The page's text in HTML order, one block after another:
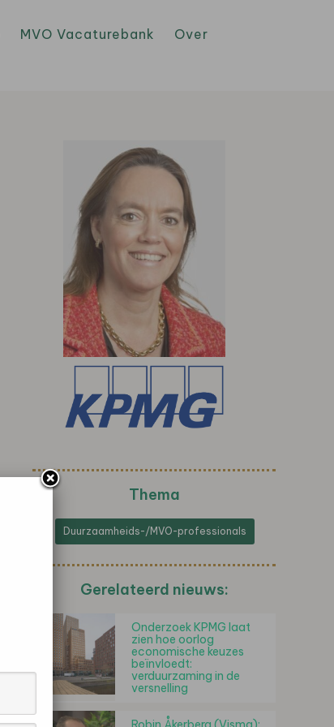
MVO Vacaturebank
Over
Thema
Duurzaamheids-/MVO-professionals
Gerelateerd nieuws:
Onderzoek KPMG laat
zien hoe oorlog
economische keuzes
beïnvloedt:
verduurzaming in de
versnelling